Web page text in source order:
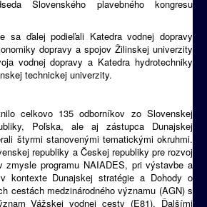
Slovenského plavebného kongresu
sa ďalej podieľali Katedra vodnej dopravy
dopravy a spojov Žilinskej univerzity
vodnej dopravy a Katedra hydrotechniky
technickej univerzity.
celkovo 135 odborníkov zo Slovenskej
Poľska, ale aj zástupca Dunajskej
štyrmi stanovenými tematickými okruhmi.
republiky a Českej republiky pre rozvoj
zmysle programu NAIADES, pri výstavbe a
kontexte Dunajskej stratégie a Dohody o
cestách medzinárodného významu (AGN) s
Vážskej vodnej cesty (E81). Ďalšími